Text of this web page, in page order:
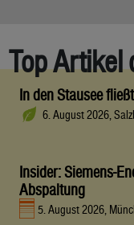
Top Artikel
In den Stausee
6. August 2026,
Insider: Siemens-
Abspaltung
5. August 2026,